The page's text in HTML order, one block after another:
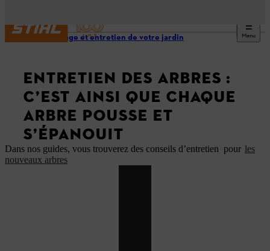
Menu
Nettoyage et entretien de votre jardin
ENTRETIEN DES ARBRES :
C’EST AINSI QUE CHAQUE
ARBRE POUSSE ET
S’ÉPANOUIT
Dans nos guides, vous trouverez des conseils d’entretien pour les
nouveaux arbres